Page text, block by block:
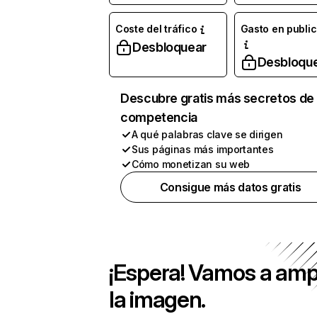
Coste del tráfico
Desbloquear
Gasto en
Descubre gratis más secretos de
competencia
A qué palabras clave se dirigen
Sus páginas más importantes
Cómo monetizan su web
Consigue más datos gratis
¡Espera! Vamos a
la imagen.